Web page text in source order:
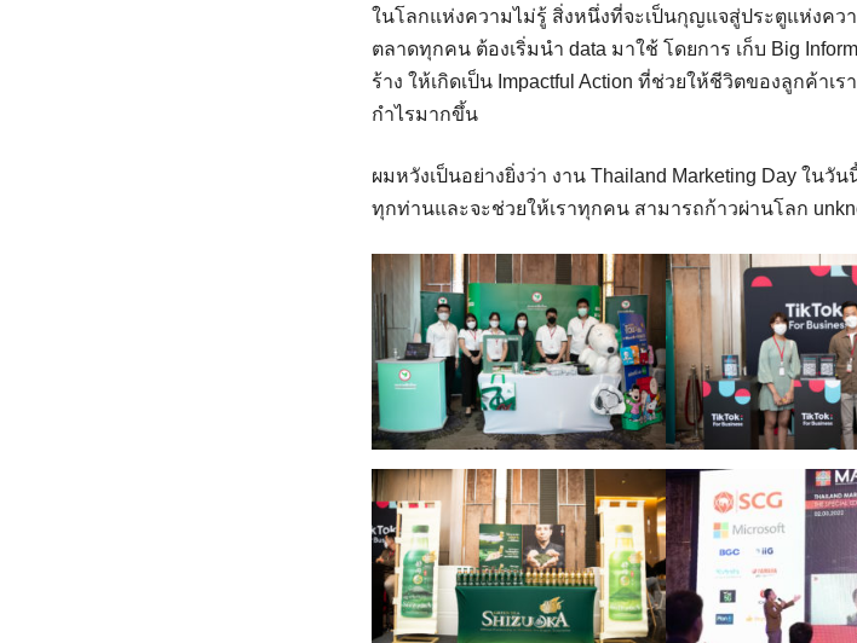
ในโลกแห่งความไม่รู้ สิ่งหนึ่งที่จะเป็นกุญแจสู่ประตูแห่งคว
ตลาดทุกคน ต้องเริ่มนำ data มาใช้ โดยการ เก็บ Big
ร้าง ให้เกิดเป็น Impactful Action ที่ช่วยให้ชีวิตของลูกค้า
กำไรมากขึ้น
ผมหวังเป็นอย่างยิ่งว่า งาน Thailand Marketing Day ใน
ทุกท่านและจะช่วยให้เราทุกคน สามารถก้าวผ่านโลก